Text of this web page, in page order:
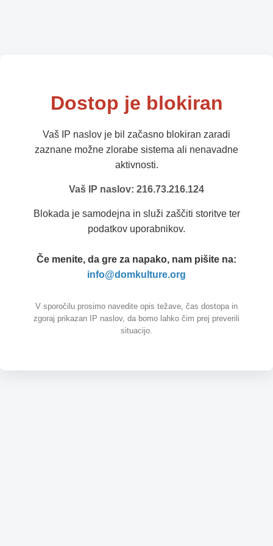
Dostop je blokiran
Vaš IP naslov je bil začasno blokiran zaradi
zaznane možne zlorabe sistema ali nenavadne
aktivnosti.
Vaš IP naslov: 216.73.216.124
Blokada je samodejna in služi zaščiti storitve ter
podatkov uporabnikov.
Če menite, da gre za napako, nam pišite na:
info@domkulture.org
V sporočilu prosimo navedite opis težave, čas dostopa in
zgoraj prikazan IP naslov, da bomo lahko čim prej preverili
situacijo.